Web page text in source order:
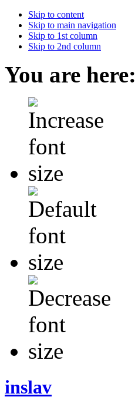
Skip to content
Skip to main navigation
Skip to 1st column
Skip to 2nd column
You are here:
inslav